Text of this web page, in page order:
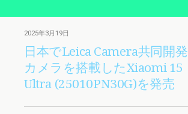
2025年3月19日
日本でLeica Camera共同開発
カメラを搭載したXiaomi 15
Ultra (25010PN30G)を発売